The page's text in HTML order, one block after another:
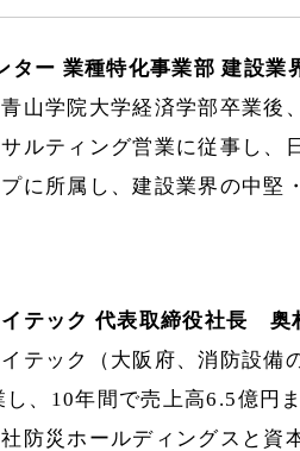
ター 業種特化事業部 建設
山学院大学経済学部卒業後
ルティング営業に従事し
に所属し、建設業界の中堅
テック 代表取締役社長 奥
テック（大阪府、消防設備
、10年間で売上高6.5億円
防災ホールディングスと資